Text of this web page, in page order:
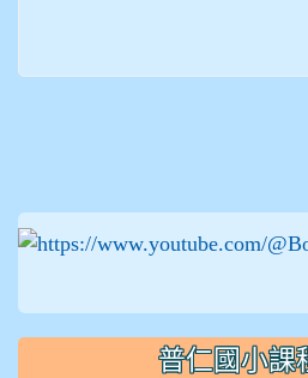
普仁國小課